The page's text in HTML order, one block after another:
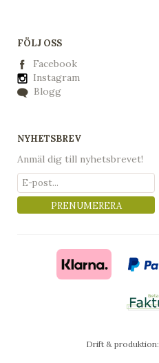
FÖLJ OSS
Facebook
Instagram
Blogg
NYHETSBREV
Anmäl dig till nyhetsbrevet!
PRENUMERERA
Drift & produktion: